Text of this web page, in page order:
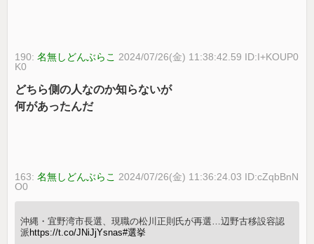
190:名無しどんぶらこ 2024/07/26(金) 11:38:42.59 ID:I+KOUP0
K0
どちら側の人なのか知らないが
何があったんだ
163:名無しどんぶらこ 2024/07/26(金) 11:36:24.03 ID:cZqbBnN
O0
沖縄・宜野湾市長選、現職の松川正則氏が再選…辺野古移設容認
派https://t.co/JNiJjYsnas#選挙